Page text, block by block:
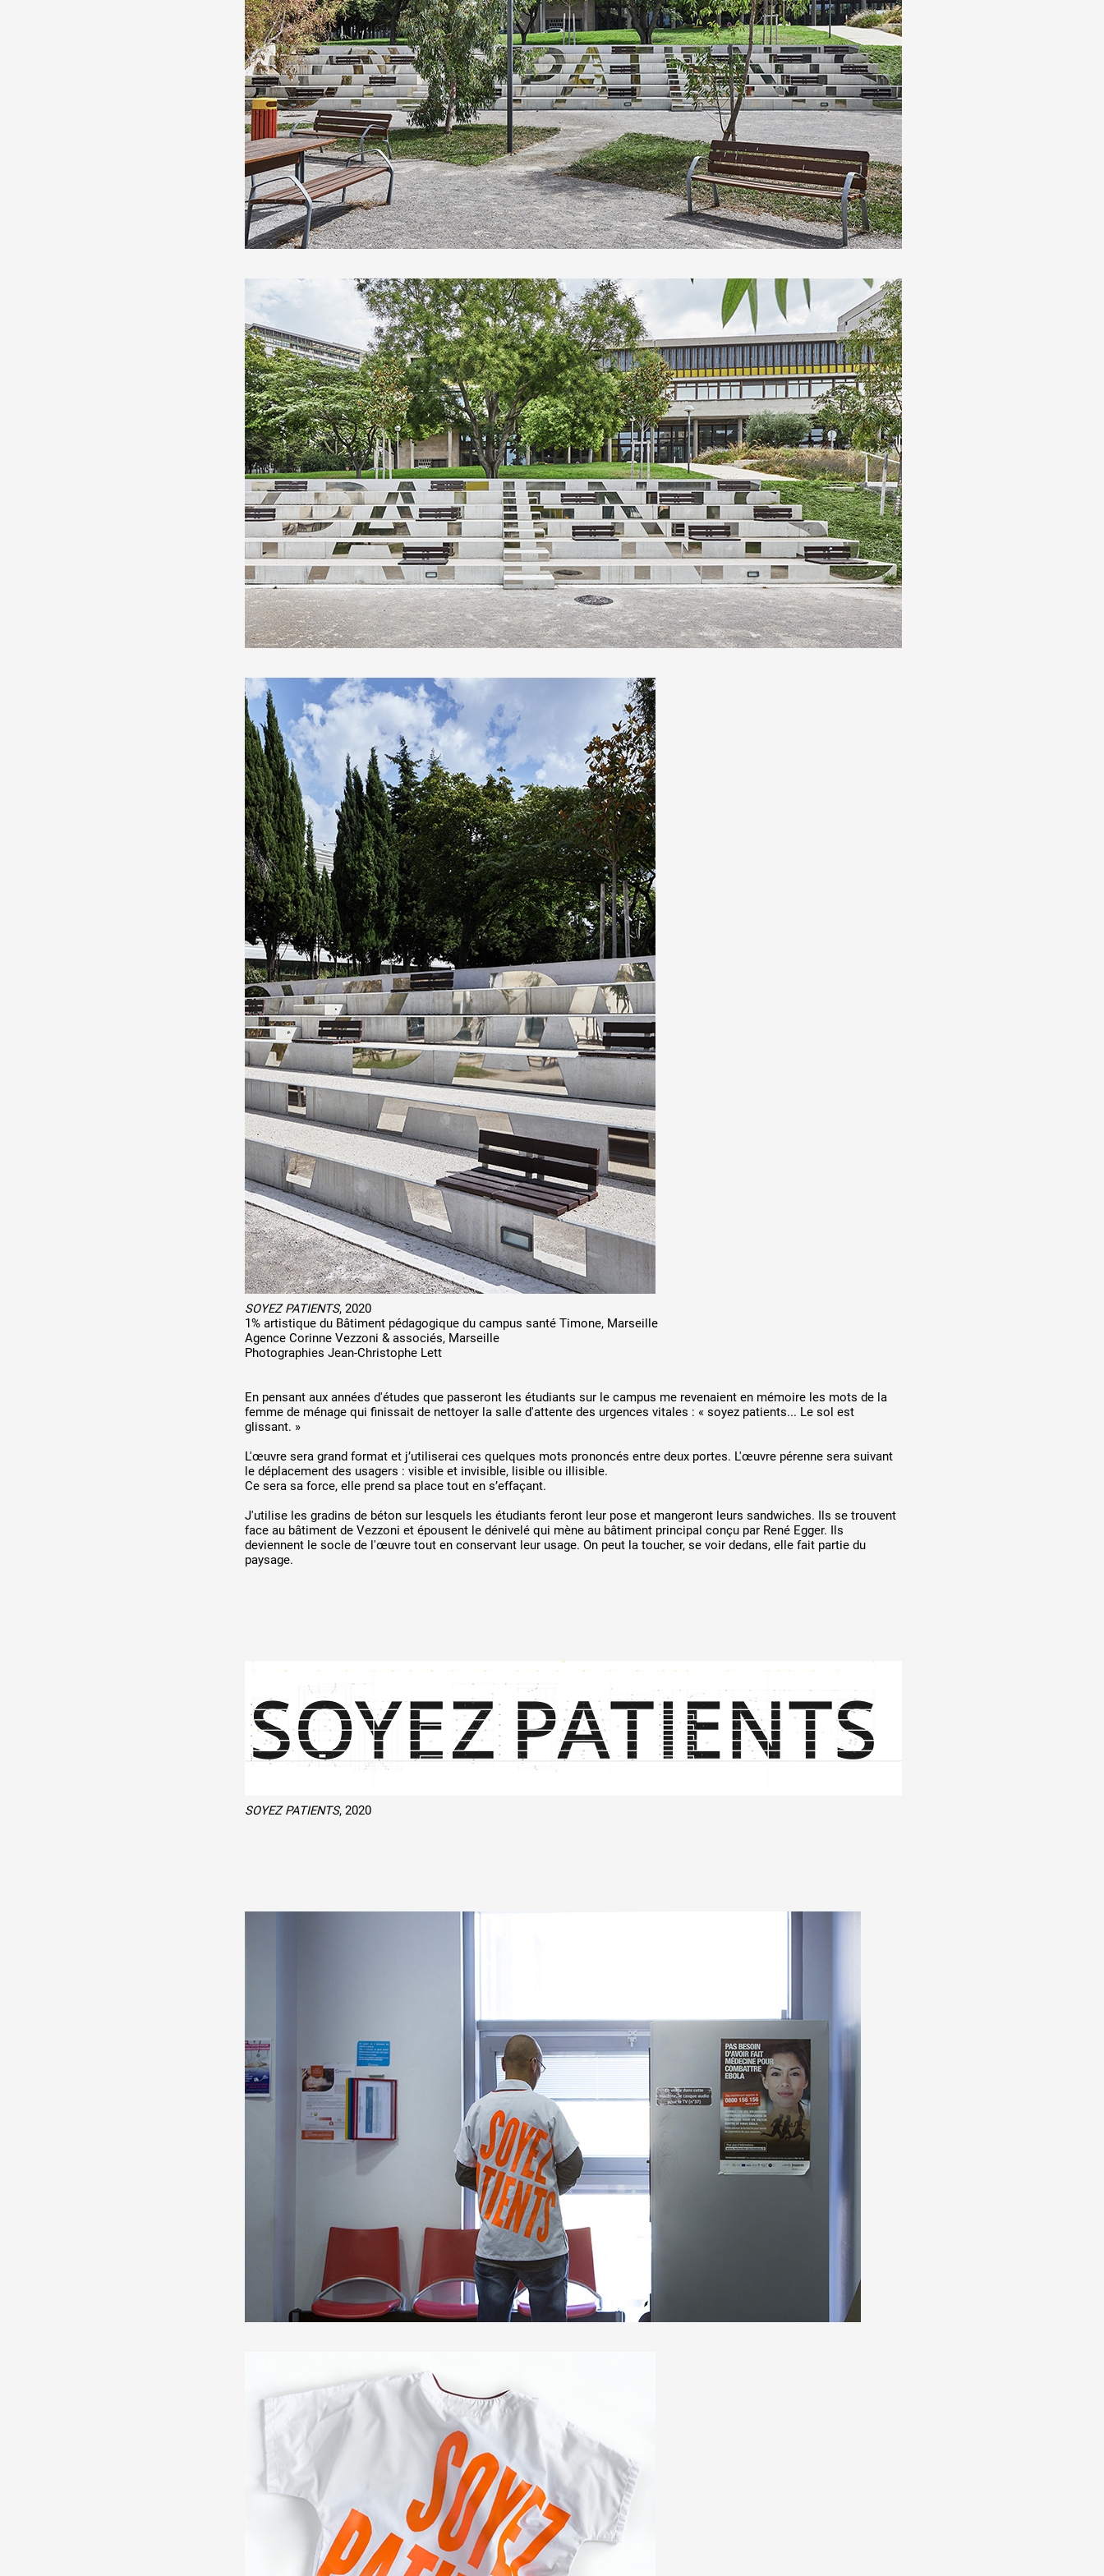
Production vidéo
1% œuvres dans l'espace public
Réseau documents d'artistes
SOYEZ PATIENTS, 2020
1% artistique du Bâtiment pédagogique du campus santé Timone, Marseille
Agence Corinne Vezzoni & associés, Marseille
Photographies Jean-Christophe Lett
En pensant aux années d'études que passeront les étudiants sur le campus me revenaient en mémoire les mots de la
femme de ménage qui finissait de nettoyer la salle d'attente des urgences vitales : « soyez patients... Le sol est
glissant. »
L'œuvre sera grand format et j’utiliserai ces quelques mots prononcés entre deux portes. L'œuvre pérenne sera suivant
le déplacement des usagers : visible et invisible, lisible ou illisible.
Ce sera sa force, elle prend sa place tout en s’effaçant.
J'utilise les gradins de béton sur lesquels les étudiants feront leur pose et mangeront leurs sandwiches. Ils se trouvent
face au bâtiment de Vezzoni et épousent le dénivelé qui mène au bâtiment principal conçu par René Egger. Ils
deviennent le socle de l'œuvre tout en conservant leur usage. On peut la toucher, se voir dedans, elle fait partie du
paysage.
SOYEZ PATIENTS, 2020